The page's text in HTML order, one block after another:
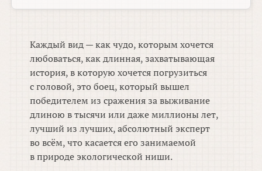
Каждый вид — как чудо, которым хочется
любоваться, как длинная, захватывающая
история, в которую хочется погрузиться
с головой, это боец, который вышел
победителем из сражения за выживание
длиною в тысячи или даже миллионы лет,
лучший из лучших, абсолютный эксперт
во всём, что касается его занимаемой
в природе экологической ниши.